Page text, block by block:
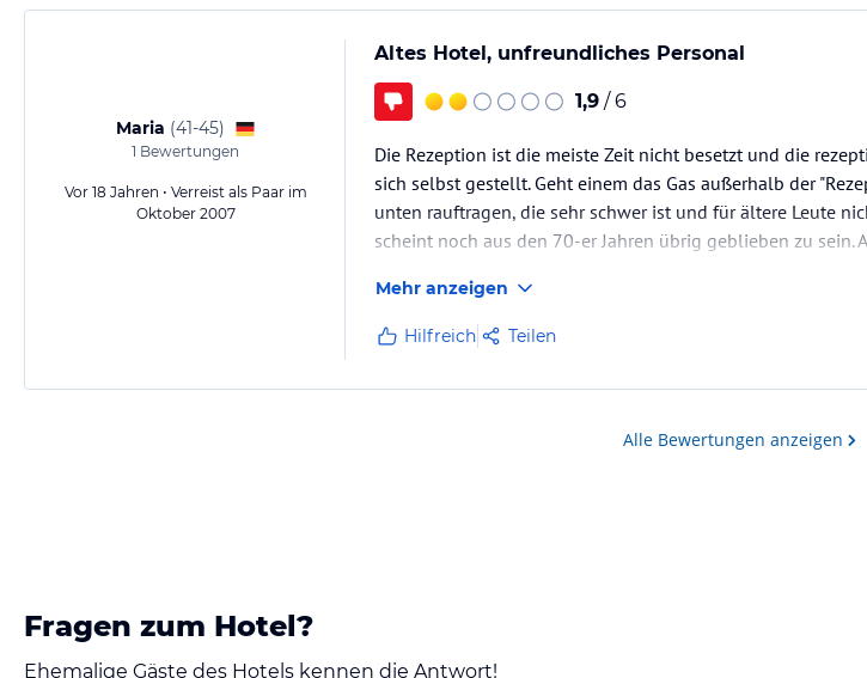
Maria (41-45)
1 Bewertungen
Vor 18 Jahren • Verreist als Paar im
Oktober 2007
Altes Hotel, unfreundliches Personal
1,9 / 6
Die Rezeption ist die meiste Zeit nicht besetzt und die
sich selbst gestellt. Geht einem das Gas außerhalb der
unten rauftragen, die sehr schwer ist und für ältere Leute
scheint noch aus den 70-er Jahren übrig geblieben zu
Mehr anzeigen
Hilfreich Teilen
Alle Bewertungen anzeigen
Fragen zum Hotel?
Ehemalige Gäste des Hotels kennen die Antwort!